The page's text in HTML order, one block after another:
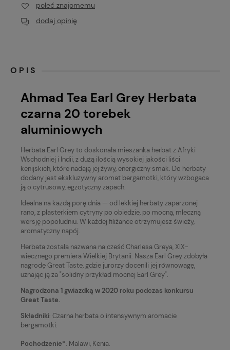
poleć znajomemu
dodaj opinię
OPIS
Ahmad Tea Earl Grey Herbata
czarna 20 torebek
aluminiowych
Herbata Earl Grey to doskonała mieszanka herbat z Afryki
Wschodniej i Indii, z dużą ilością wysokiej jakości liści
kenijskich, które nadają jej żywy, energiczny smak. Do herbaty
dodany jest ekskluzywny aromat bergamotki, który wzbogaca
ją o cytrusowy, egzotyczny zapach.
Idealna na każdą porę dnia — od lekkiej herbaty zaparzonej
rano, z plasterkiem cytryny po obiedzie, po mocną, mleczną
wersję popołudniu. W każdej filiżance otrzymujesz świeży,
aromatyczny napój.
Herbata została nazwana na cześć Charlesa Greya, XIX-
wiecznego premiera Wielkiej Brytanii. Nasza Earl Grey zdobyła
nagrodę Great Taste, gdzie jurorzy docenili jej równowagę,
uznając ją za "solidny przykład mocnej Earl Grey".
Nagrodzona 1 gwiazdką w 2020 roku podczas konkursu
Great Taste.
Składniki: Czarna herbata o intensywnym aromacie
bergamotki.
Pochodzenie*: Malawi, Kenia.